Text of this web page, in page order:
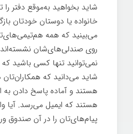
شاید بخواهید به‌موقع دفتر را
خانواده یا دوستان خودتان
می‌بینید که همه
روی صندلی‌های‌شان
نمی‌توانید تنها کسی باشید
شاید می‌دانید که همکاران‌تان
هستند و آماده پاسخ دادن به
هستند که ایمیل می‌رسد. آیا
پیام‌های‌تان را در آن صندوق